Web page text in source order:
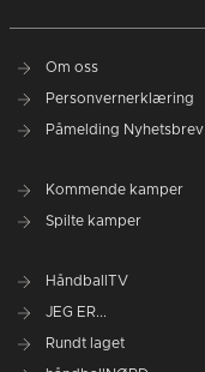
Om oss
Personvernerklæring
Påmelding Nyhetsbrev
Kommende kamper
Spilte kamper
HåndballTV
JEG ER...
Rundt laget